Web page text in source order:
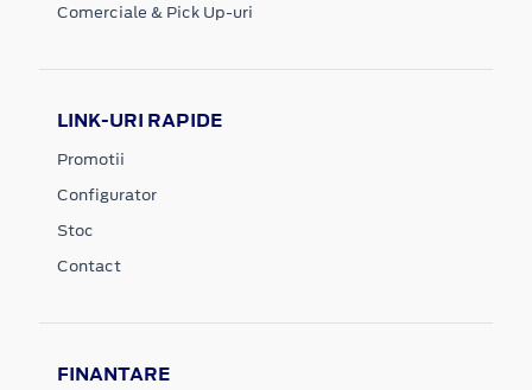
Comerciale & Pick Up-uri
LINK-URI RAPIDE
Promotii
Configurator
Stoc
Contact
FINANTARE